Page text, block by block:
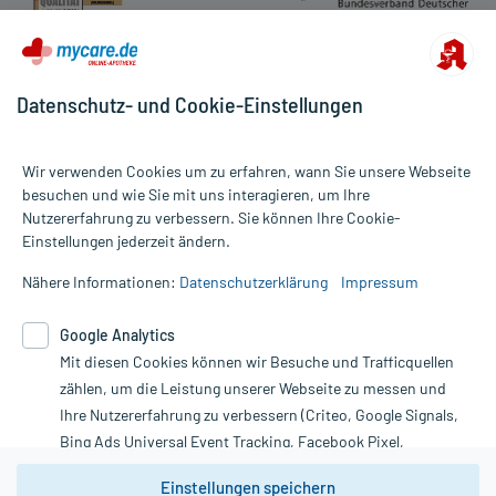
Alle Preise gelten inkl. MwSt., ggf. zzgl. Versandkosten
Informationen auf dieser Website werden ausschließlich für
die Untersuchung und Behandlung durch einen Arzt. Bitte
Therapien eingeleitet werden können. | Diese Webseite benutzt
Google Analytics. Lesen Sie bitte dazu die wichtigen Hinweise in
unserer Datenschutzerklärung. Für den Widerruf einer Bestellung
nutzen Sie das Formular:
Vertrag widerrufen
Datenschutz- und Cookie-Einstellungen
Wir verwenden Cookies um zu erfahren, wann Sie unsere Webseite
besuchen und wie Sie mit uns interagieren, um Ihre
Nutzererfahrung zu verbessern. Sie können Ihre Cookie-
Einstellungen jederzeit ändern.
Nähere Informationen: Datenschutzerklärung Impressum
Google Analytics
Mit diesen Cookies können wir Besuche und Trafficquellen
zählen, um die Leistung unserer Webseite zu messen und
Ihre Nutzererfahrung zu verbessern (Criteo, Google Signals,
Bing Ads Universal Event Tracking, Facebook Pixel,
Youtube-Social Plugin).
Einstellungen speichern